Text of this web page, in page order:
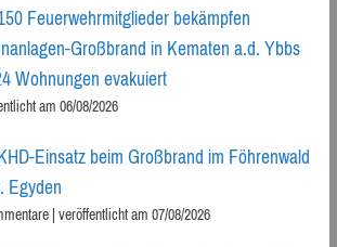
Feuerwehrmitglieder bekämpfen
Großbrand in Kematen a.d. Ybbs
Wohnungen evakuiert
am 06/08/2026
Einsatz beim Großbrand im Föhrenwald
Egyden
|veröffentlicht am 07/08/2026